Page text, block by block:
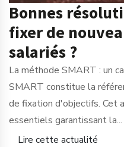
Bonnes
fixer de
salariés ?
La méthode SMART : un
SMART constitue la
de fixation d'objectifs. Cet
essentiels garantissant la...
Lire cette actualité